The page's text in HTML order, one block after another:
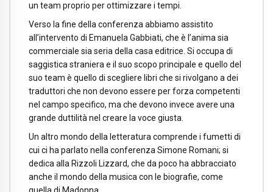
un team proprio per ottimizzare i tempi.
Verso la fine della conferenza abbiamo assistito
all’intervento di Emanuela Gabbiati, che è l’anima sia
commerciale sia seria della casa editrice. Si occupa di
saggistica straniera e il suo scopo principale e quello del
suo team è quello di scegliere libri che si rivolgano a dei
traduttori che non devono essere per forza competenti
nel campo specifico, ma che devono invece avere una
grande duttilità nel creare la voce giusta.
Un altro mondo della letteratura comprende i fumetti di
cui ci ha parlato nella conferenza Simone Romani; si
dedica alla Rizzoli Lizzard, che da poco ha abbracciato
anche il mondo della musica con le biografie, come
quella di Madonna.